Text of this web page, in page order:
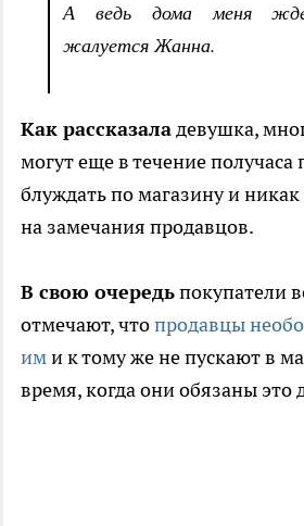
А ведь дома меня
жалуется Жанна.
Как рассказаладевушка,
могут еще в течение получаса
блуждать по магазину и никак
на замечания продавцов.
В свою очередьпокупатели
отмечают, чтопродавцы
ими к тому же не пускают в
время, когда они обязаны это